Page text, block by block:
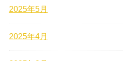
2025年5月
2025年4月